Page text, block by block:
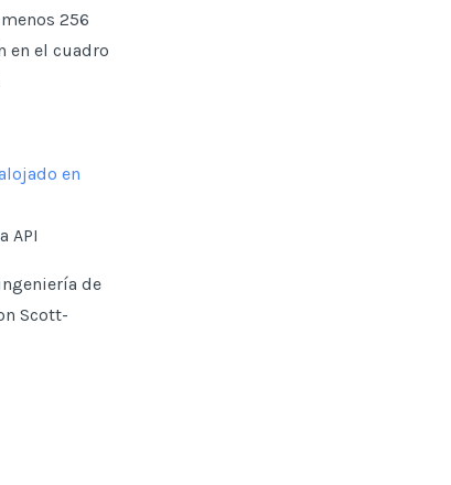
256
en el cuadro
en
API
de
Scott-